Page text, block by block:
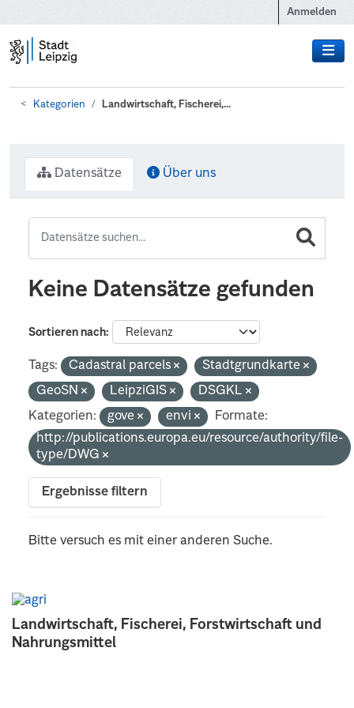
Anmelden
Kategorien Landwirtschaft, Fischerei,...
Landwirtschaft, Fischerei, Forstwirtschaft und
Nahrungsmittel
Datensätze Über uns
Keine Datensätze gefunden
Sortieren nach
Tags: Cadastral parcels
Stadtgrundkarte
GeoSN
LeipziGIS
DSGKL
Kategorien:
gove envi
Formate:
http://publications.europa.eu/resource/authority/file-
type/DWG
Ergebnisse filtern
Bitte versuch es mit einer anderen Suche.